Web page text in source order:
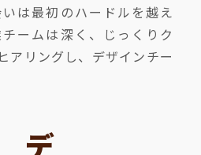
は最初のハードルを越え
ームは深く、じっくりク
アリングし、デザインチー